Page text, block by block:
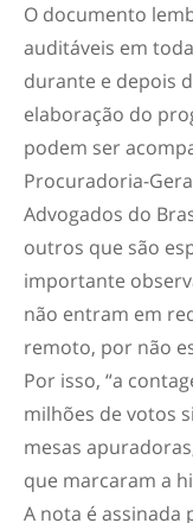
O documento
auditáveis em
durante e depois
elaboração do
podem ser
Procuradoria-
Advogados do
outros que são
importante
não entram em
remoto, por não
Por isso, “a
milhões de votos
mesas
que marcaram a
A nota é assinada